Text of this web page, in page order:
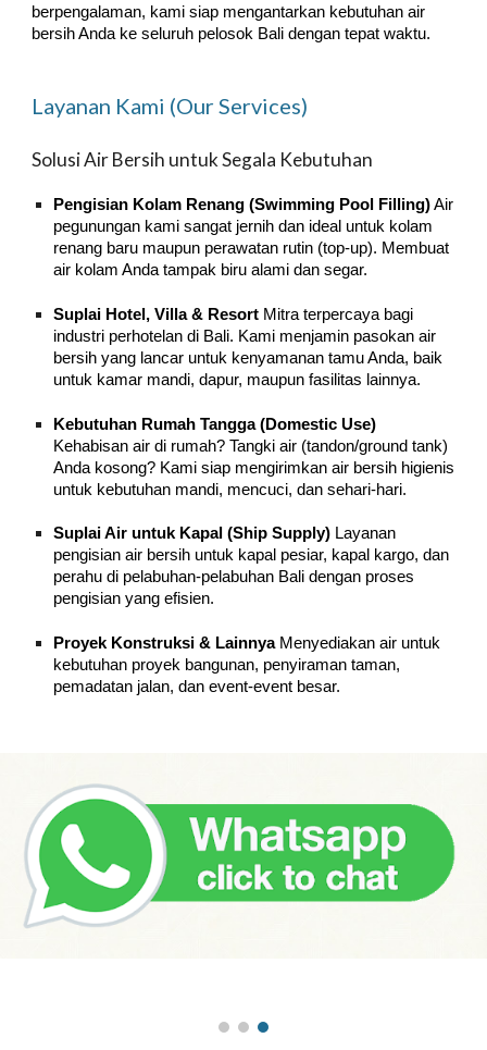
berpengalaman, kami siap mengantarkan kebutuhan air
bersih Anda ke seluruh pelosok Bali dengan tepat waktu.
Layanan Kami (Our Services)
Solusi Air Bersih untuk Segala Kebutuhan
Pengisian Kolam Renang (Swimming Pool Filling)Air
pegunungan kami sangat jernih dan ideal untuk kolam
renang baru maupun perawatan rutin (top-up). Membuat
air kolam Anda tampak biru alami dan segar.
Suplai Hotel, Villa & Resort Mitra terpercaya bagi
industri perhotelan di Bali. Kami menjamin pasokan air
bersih yang lancar untuk kenyamanan tamu Anda, baik
untuk kamar mandi, dapur, maupun fasilitas lainnya.
Kebutuhan Rumah Tangga (Domestic Use)
Kehabisan air di rumah? Tangki air (tandon/ground tank)
Anda kosong? Kami siap mengirimkan air bersih higienis
untuk kebutuhan mandi, mencuci, dan sehari-hari.
Suplai Air untuk Kapal (Ship Supply) Layanan
pengisian air bersih untuk kapal pesiar, kapal kargo, dan
perahu di pelabuhan-pelabuhan Bali dengan proses
pengisian yang efisien.
Proyek Konstruksi & LainnyaMenyediakan air untuk
kebutuhan proyek bangunan, penyiraman taman,
pemadatan jalan, dan event-event besar.